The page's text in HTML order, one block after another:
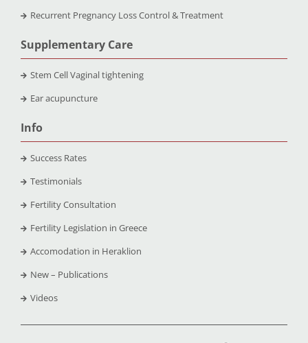
Recurrent Pregnancy Loss Control & Treatment
Supplementary Care
Stem Cell Vaginal tightening
Ear acupuncture
Info
Success Rates
Testimonials
Fertility Consultation
Fertility Legislation in Greece
Accomodation in Heraklion
New – Publications
Videos